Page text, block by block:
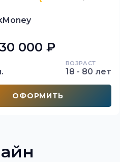
000 ₽
ВОЗРАСТ
18 - 80 лет
ОФОРМИТЬ